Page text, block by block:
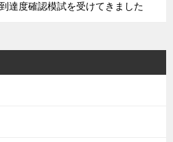
達度確認模試を受けてきました